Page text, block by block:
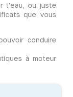
l’eau, ou juste
que vous
conduire
à moteur